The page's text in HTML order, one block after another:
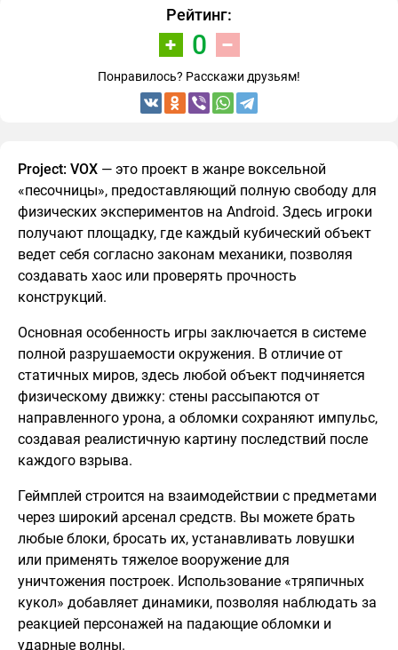
Рейтинг:
0
Понравилось? Расскажи друзьям!
Project: VOX — это проект в жанре воксельной
«песочницы», предоставляющий полную свободу для
физических экспериментов на Android. Здесь игроки
получают площадку, где каждый кубический объект
ведет себя согласно законам механики, позволяя
создавать хаос или проверять прочность
конструкций.
Основная особенность игры заключается в системе
полной разрушаемости окружения. В отличие от
статичных миров, здесь любой объект подчиняется
физическому движку: стены рассыпаются от
направленного урона, а обломки сохраняют импульс,
создавая реалистичную картину последствий после
каждого взрыва.
Геймплей строится на взаимодействии с предметами
через широкий арсенал средств. Вы можете брать
любые блоки, бросать их, устанавливать ловушки
или применять тяжелое вооружение для
уничтожения построек. Использование «тряпичных
кукол» добавляет динамики, позволяя наблюдать за
реакцией персонажей на падающие обломки и
ударные волны.